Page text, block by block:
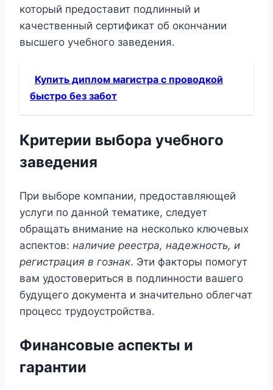
который предоставит подлинный и
качественный сертификат об окончании
высшего учебного заведения.
Купить диплом магистра с проводкой
быстро без забот
Критерии выбора учебного
заведения
При выборе компании, предоставляющей
услуги по данной тематике, следует
обращать внимание на несколько ключевых
аспектов: наличие реестра, надежность, и
регистрация в гознак. Эти факторы помогут
вам удостовериться в подлинности вашего
будущего документа и значительно облегчат
процесс трудоустройства.
Финансовые аспекты и
гарантии